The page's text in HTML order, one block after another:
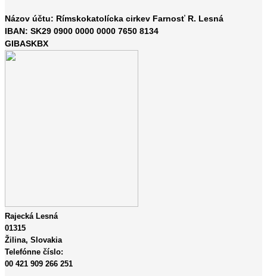
Názov účtu: Rímskokatolícka cirkev Farnosť R. Lesná
IBAN: SK29 0900 0000 0000 7650 8134
GIBASKBX
Rajecká Lesná
01315
Žilina, Slovakia
Telefónne číslo:
00 421 909 266 251